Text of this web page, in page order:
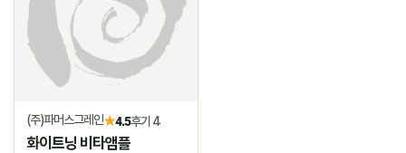
(주)파머스그레인★4.5후기 4
화이트닝 비타앰플